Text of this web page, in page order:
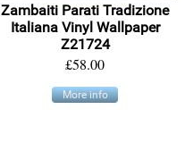
Zambaiti Parati Tradizione
Italiana Vinyl Wallpaper
Z21724
£58.00
More info